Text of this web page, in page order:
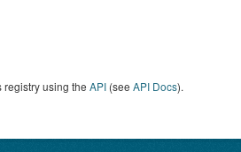
registry using the API (see API Docs).